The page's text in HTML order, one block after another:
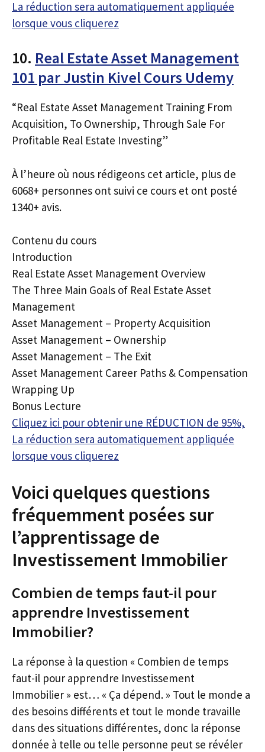
La réduction sera automatiquement appliquée
lorsque vous cliquerez
10. Real Estate Asset Management
101 par Justin Kivel Cours Udemy
“Real Estate Asset Management Training From
Acquisition, To Ownership, Through Sale For
Profitable Real Estate Investing”
À l’heure où nous rédigeons cet article, plus de
6068+ personnes ont suivi ce cours et ont posté
1340+ avis.
Contenu du cours
Introduction
Real Estate Asset Management Overview
The Three Main Goals of Real Estate Asset
Management
Asset Management – Property Acquisition
Asset Management – Ownership
Asset Management – The Exit
Asset Management Career Paths & Compensation
Wrapping Up
Bonus Lecture
Cliquez ici pour obtenir une RÉDUCTION de 95%,
La réduction sera automatiquement appliquée
lorsque vous cliquerez
Voici quelques questions
fréquemment posées sur
l’apprentissage de
Investissement Immobilier
Combien de temps faut-il pour
apprendre Investissement
Immobilier?
La réponse à la question « Combien de temps
faut-il pour apprendre Investissement
Immobilier » est… « Ça dépend. » Tout le monde a
des besoins différents et tout le monde travaille
dans des situations différentes, donc la réponse
donnée à telle ou telle personne peut se révéler